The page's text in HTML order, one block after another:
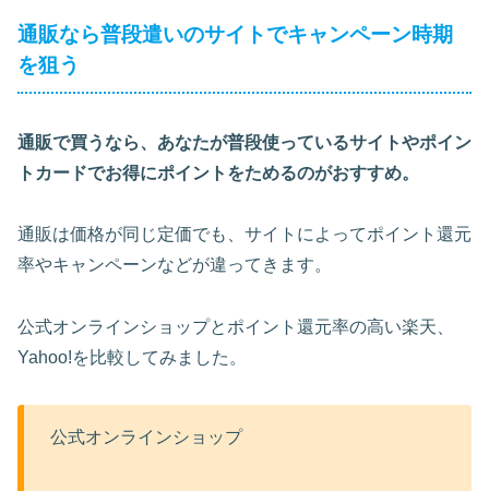
通販なら普段遣いのサイトでキャンペーン時期
を狙う
通販で買うなら、あなたが普段使っているサイトやポイン
トカードでお得にポイントをためるのがおすすめ。
通販は価格が同じ定価でも、サイトによってポイント還元
率やキャンペーンなどが違ってきます。
公式オンラインショップとポイント還元率の高い楽天、
Yahoo!を比較してみました。
公式オンラインショップ